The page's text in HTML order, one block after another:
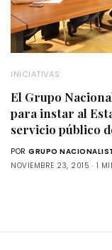
INICIATIVAS
El Grupo
para instar al
servicio público
POR GRUPO
NOVIEMBRE 23, 2015
1